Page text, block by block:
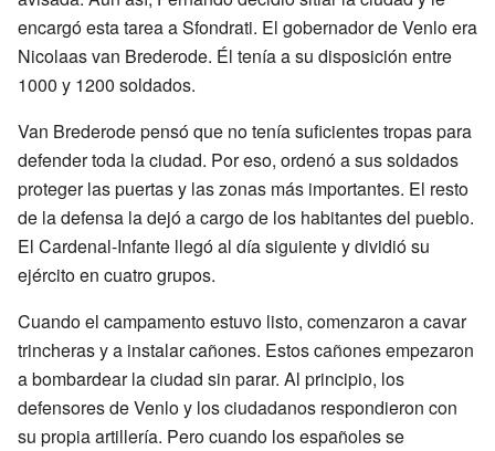
encargó esta tarea a Sfondrati. El gobernador de Venlo era
Nicolaas van Brederode. Él tenía a su disposición entre
1000 y 1200 soldados.
Van Brederode pensó que no tenía suficientes tropas para
defender toda la ciudad. Por eso, ordenó a sus soldados
proteger las puertas y las zonas más importantes. El resto
de la defensa la dejó a cargo de los habitantes del pueblo.
El Cardenal-Infante llegó al día siguiente y dividió su
ejército en cuatro grupos.
Cuando el campamento estuvo listo, comenzaron a cavar
trincheras y a instalar cañones. Estos cañones empezaron
a bombardear la ciudad sin parar. Al principio, los
defensores de Venlo y los ciudadanos respondieron con
su propia artillería. Pero cuando los españoles se